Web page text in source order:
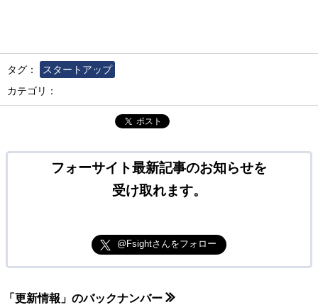
タグ：
スタートアップ
カテゴリ：
ポスト
フォーサイト最新記事のお知らせを
受け取れます。
@Fsightさんをフォロー
「更新情報」のバックナンバー